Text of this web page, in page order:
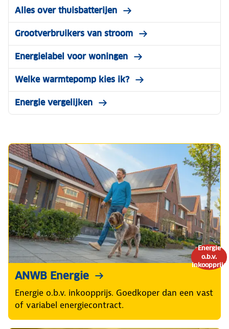
Alles over thuisbatterijen
Grootverbruikers van stroom
Energielabel voor woningen
Welke warmtepomp kies ik?
Energie vergelijken
Energie
o.b.v.
inkoopprijs
ANWB Energie
Energie o.b.v. inkoopprijs. Goedkoper dan een vast
of variabel energiecontract.